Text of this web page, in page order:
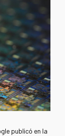
publicó en la